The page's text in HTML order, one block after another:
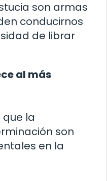
son armas
conducirnos
de librar
al más
que la
son
en la